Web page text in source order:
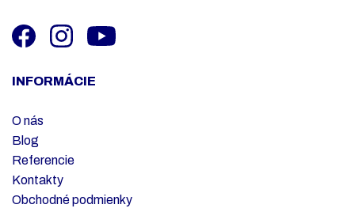
INFORMÁCIE
O nás
Blog
Referencie
Kontakty
Obchodné podmienky